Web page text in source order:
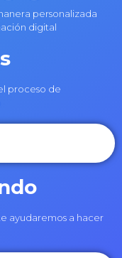
personalizada
digital
proceso de
ayudaremos a hacer